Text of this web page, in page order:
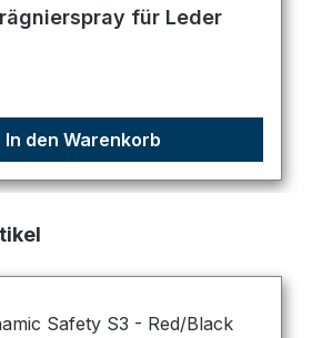
für Leder
In den Warenkorb